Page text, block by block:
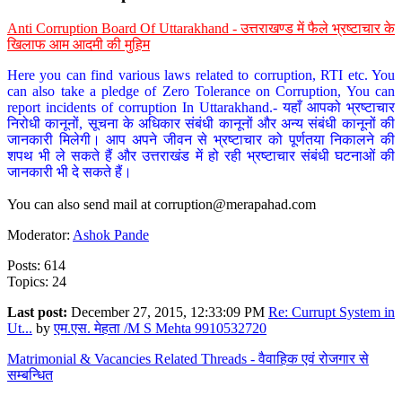
Anti Corruption Board Of Uttarakhand - उत्तराखण्ड में फैले भ्रष्टाचार के
खिलाफ आम आदमी की मुहिम
Here you can find various laws related to corruption, RTI etc. You
can also take a pledge of Zero Tolerance on Corruption, You can
report incidents of corruption In Uttarakhand.- यहाँ आपको भ्रष्टाचार
निरोधी कानूनों, सूचना के अधिकार संबंधी कानूनों और अन्य संबंधी कानूनों की
जानकारी मिलेगी। आप अपने जीवन से भ्रष्टाचार को पूर्णतया निकालने की
शपथ भी ले सकते हैं और उत्तराखंड में हो रही भ्रष्टाचार संबंधी घटनाओं की
जानकारी भी दे सकते हैं।
You can also send mail at corruption@merapahad.com
Moderator: Ashok Pande
Posts: 614
Topics: 24
Last post: December 27, 2015, 12:33:09 PM Re: Currupt System in
Ut... byएम.एस. मेहता /M S Mehta 9910532720
Matrimonial & Vacancies Related Threads - वैवाहिक एवं रोजगार से
सम्बन्धित